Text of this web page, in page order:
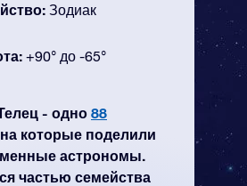
Зодиак
+90° до -65°
- одно 88
которые поделили
астрономы.
частью семейства